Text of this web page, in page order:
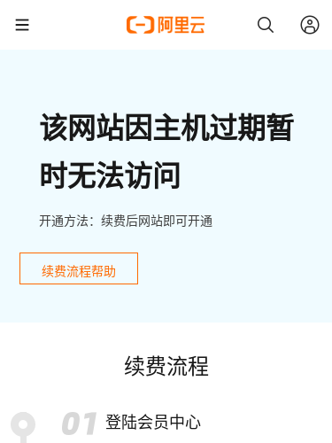
该网站因主机过期暂
时无法访问
开通方法：续费后网站即可开通
续费流程帮助
续费流程
登陆会员中心